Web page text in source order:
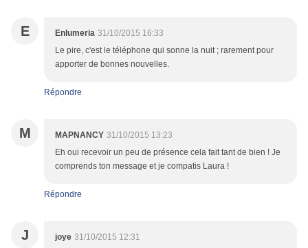
E Enlumeria 31/10/2015 16:33
Le pire, c'est le téléphone qui sonne la nuit ; rarement pour
apporter de bonnes nouvelles.
Répondre
M MAPNANCY 31/10/2015 13:23
Eh oui recevoir un peu de présence cela fait tant de bien ! Je
comprends ton message et je compatis Laura !
Répondre
J joye 31/10/2015 12:31